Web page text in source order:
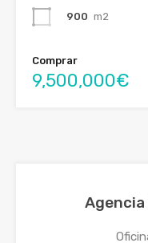
900 m2
Comprar
9,500,000€